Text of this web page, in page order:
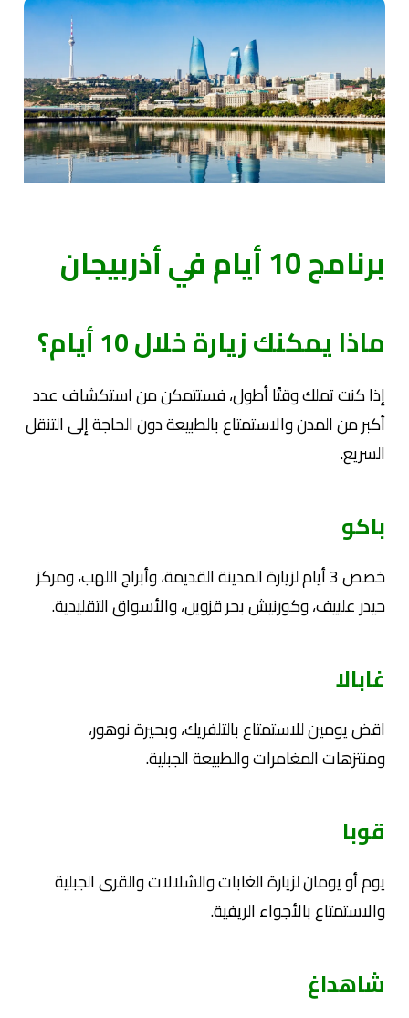
برنامج 10 أيام في أذربيجان
ماذا يمكنك زيارة خلال 10 أيام؟
إذا كنت تملك وقتًا أطول، فستتمكن من استكشاف عدد
أكبر من المدن والاستمتاع بالطبيعة دون الحاجة إلى التنقل
السريع.
باكو
خصص 3 أيام لزيارة المدينة القديمة، وأبراج اللهب، ومركز
حيدر علييف، وكورنيش بحر قزوين، والأسواق التقليدية.
غابالا
اقض يومين للاستمتاع بالتلفريك، وبحيرة نوهور،
ومنتزهات المغامرات والطبيعة الجبلية.
قوبا
يوم أو يومان لزيارة الغابات والشلالات والقرى الجبلية
والاستمتاع بالأجواء الريفية.
شاهداغ